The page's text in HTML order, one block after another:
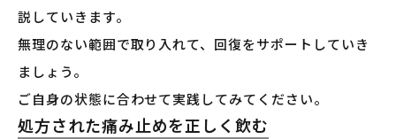
説していきます。
無理のない範囲で取り入れて、回復をサポートしていき
ましょう。
ご自身の状態に合わせて実践してみてください。
処方された痛み止めを正しく飲む